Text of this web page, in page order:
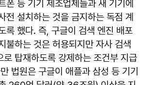
폰 등 기기 제조업체들과 새 기기에
전 설치하는 것을 금지하는 독점 계
록 했다. 즉, 구글이 검색 엔진 배포
불하는 것은 허용되지만 자사 검색
로 탑재하도록 강제하는 조건부 지급
법원은 구글이 애플과 삼성 등 기기